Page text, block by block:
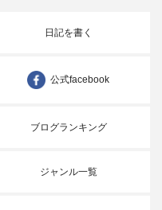
日記を書く
公式facebook
ブログランキング
ジャンル一覧